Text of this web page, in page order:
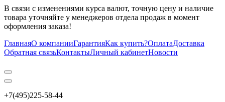
В связи с изменениями курса валют, точную цену и наличие
товара уточняйте у менеджеров отдела продаж в момент
оформления заказа!
ГлавнаяО компанииГарантияКак купить?ОплатаДоставка
Обратная связьКонтактыЛичный кабинетНовости
+7(495)225-58-44